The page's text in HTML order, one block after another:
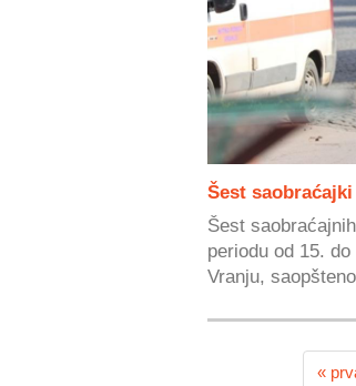
Šest
Šest
periodu od 15.
Vranju,
«